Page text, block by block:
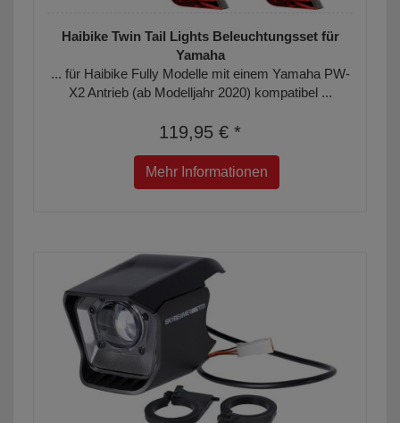
Haibike Twin Tail Lights Beleuchtungsset für
Yamaha
... für Haibike Fully Modelle mit einem Yamaha PW-
X2 Antrieb (ab Modelljahr 2020) kompatibel ...
119,95 € *
Mehr Informationen